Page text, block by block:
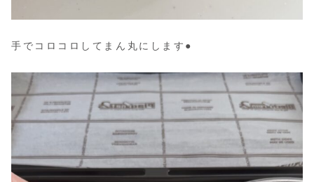
手でコロコロしてまん丸にします●